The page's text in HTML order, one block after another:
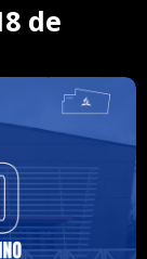
de